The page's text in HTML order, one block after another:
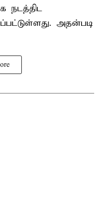
நடத்திட
அதன்படி